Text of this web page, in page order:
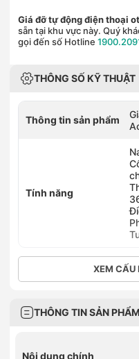
Giá đỡ tự động điện thoại
sẵn tại khu vực này. Quý
gọi đến số Hotline
THÔNG SỐ KỸ THUẬT
Thông tin sản phẩm
Tính năng
XEM CẤU
THÔNG TIN SẢN PHẨM
Nội dung chính